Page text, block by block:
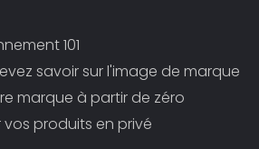
101
savoir sur l'image de marque
marque à partir de zéro
produits en privé